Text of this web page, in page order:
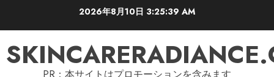
2026年8月10日 3:25:40 AM